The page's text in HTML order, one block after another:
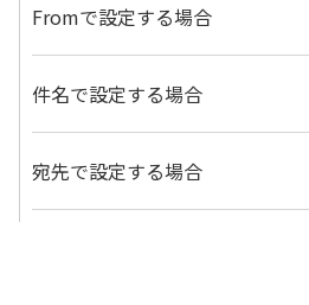
Fromで設定する場合
件名で設定する場合
宛先で設定する場合